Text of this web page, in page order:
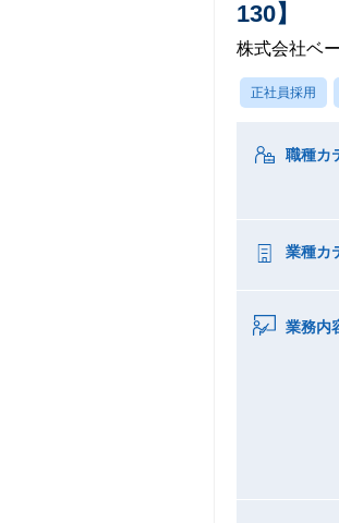
130】
株式会社ベ
正社員採用
職種カ
業種カ
業務内